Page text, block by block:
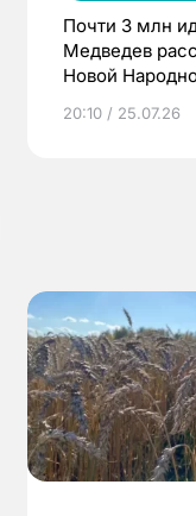
Почти 3 млн
Медведев
Новой
20:10 / 25.07.26